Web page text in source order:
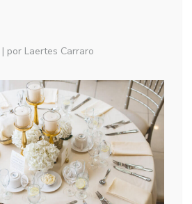
| por Laertes Carraro